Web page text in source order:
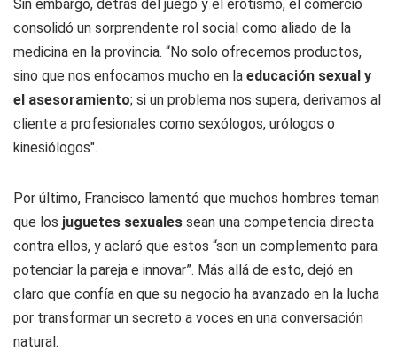
Sin embargo, detrás del juego y el erotismo, el comercio
consolidó un sorprendente rol social como aliado de la
medicina en la provincia. “No solo ofrecemos productos,
sino que nos enfocamos mucho en la educación sexual y
el asesoramiento; si un problema nos supera, derivamos al
cliente a profesionales como sexólogos, urólogos o
kinesiólogos".
Por último, Francisco lamentó que muchos hombres teman
que los juguetes sexuales sean una competencia directa
contra ellos, y aclaró que estos “son un complemento para
potenciar la pareja e innovar”. Más allá de esto, dejó en
claro que confía en que su negocio ha avanzado en la lucha
por transformar un secreto a voces en una conversación
natural.